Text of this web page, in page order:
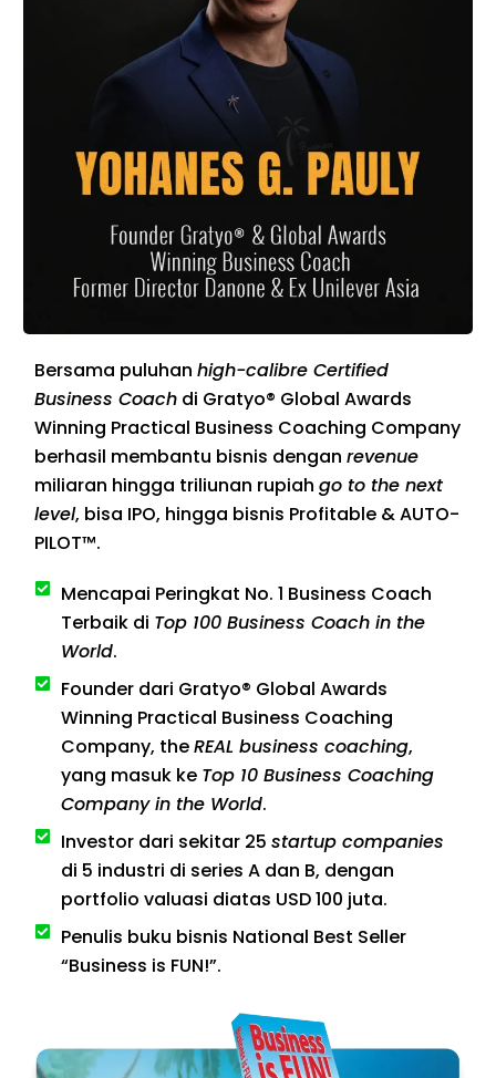
Bersama puluhanhigh-calibre Certified
Business Coach di Gratyo® Global Awards
Winning Practical Business Coaching Company
berhasil membantu bisnis denganrevenue
miliaran hingga triliunan rupiahgo to the next
level, bisa IPO, hingga bisnis Profitable & AUTO-
PILOT™.
Mencapai Peringkat No. 1 Business Coach
Terbaik di Top 100 Business Coach in the
World.
Founder dari Gratyo® Global Awards
Winning Practical Business Coaching
Company, theREAL business coaching,
yang masuk ke Top 10 Business Coaching
Company in the World.
Investor dari sekitar 25 startup companies
di 5 industri di series A dan B, dengan
portfolio valuasi diatas USD 100 juta.
Penulis buku bisnis National Best Seller
“Business is FUN!”.